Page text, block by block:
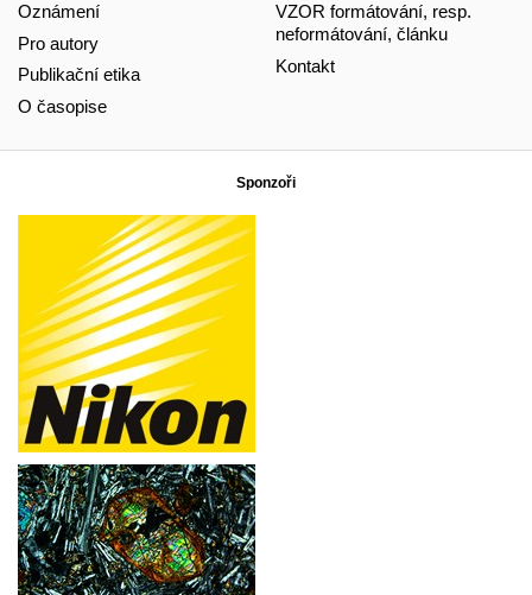
Oznámení
Pro autory
Publikační etika
O časopise
VZOR formátování, resp.
neformátování, článku
Kontakt
Sponzoři